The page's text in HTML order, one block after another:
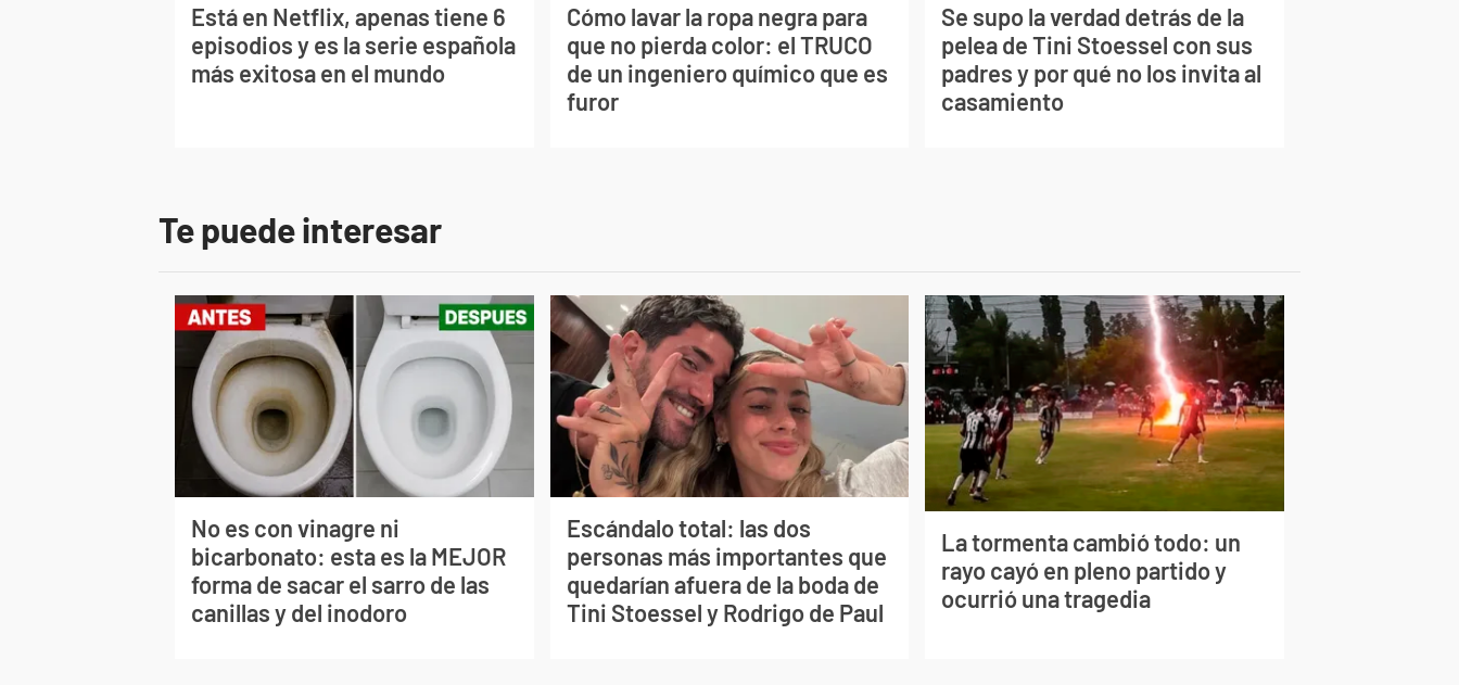
Está en Netflix, apenas tiene 6
episodios y es la serie española
más exitosa en el mundo
Cómo lavar la ropa negra para
que no pierda color: el TRUCO
de un ingeniero químico que es
furor
Se supo la verdad detrás de la
pelea de Tini Stoessel con sus
padres y por qué no los invita al
casamiento
Te puede interesar
No es con vinagre ni
bicarbonato: esta es la MEJOR
forma de sacar el sarro de las
canillas y del inodoro
Escándalo total: las dos
personas más importantes que
quedarían afuera de la boda de
Tini Stoessel y Rodrigo de Paul
La tormenta cambió todo: un
rayo cayó en pleno partido y
ocurrió una tragedia